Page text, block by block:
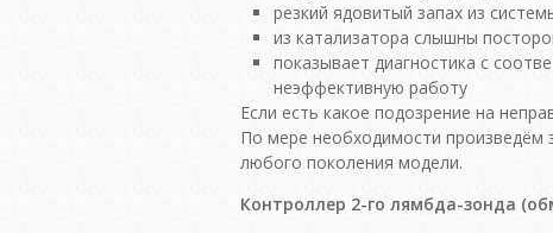
резкий ядовитый запах из
из катализатора слышны
показывает диагностика с
неэффективную работу
Если есть какое подозрение на
По мере необходимости произведём
любого поколения модели.
Контроллер 2-го лямбда-зонда